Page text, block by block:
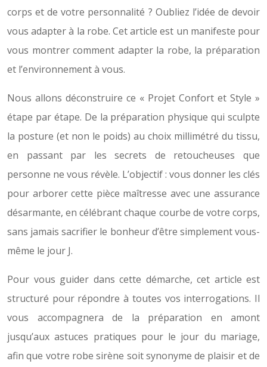
corps et de votre personnalité ? Oubliez l’idée de devoir
vous adapter à la robe. Cet article est un manifeste pour
vous montrer comment adapter la robe, la préparation
et l’environnement à vous.
Nous allons déconstruire ce « Projet Confort et Style »
étape par étape. De la préparation physique qui sculpte
la posture (et non le poids) au choix millimétré du tissu,
en passant par les secrets de retoucheuses que
personne ne vous révèle. L’objectif : vous donner les clés
pour arborer cette pièce maîtresse avec une assurance
désarmante, en célébrant chaque courbe de votre corps,
sans jamais sacrifier le bonheur d’être simplement vous-
même le jour J.
Pour vous guider dans cette démarche, cet article est
structuré pour répondre à toutes vos interrogations. Il
vous accompagnera de la préparation en amont
jusqu’aux astuces pratiques pour le jour du mariage,
afin que votre robe sirène soit synonyme de plaisir et de